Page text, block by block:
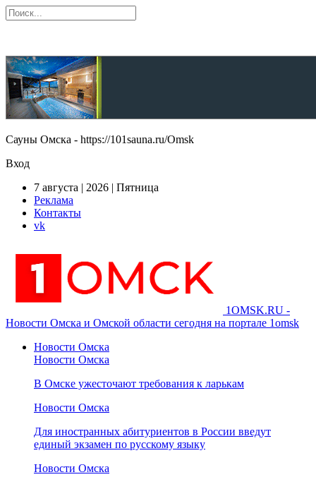
Сауны Омска - https://101sauna.ru/Omsk
Вход
7 августа | 2026 | Пятница
Реклама
Контакты
vk
1OMSK.RU -
Новости Омска и Омской области сегодня на портале 1omsk
Новости Омска
Новости Омска
В Омске ужесточают требования к ларькам
Новости Омска
Для иностранных абитуриентов в России введут
единый экзамен по русскому языку
Новости Омска